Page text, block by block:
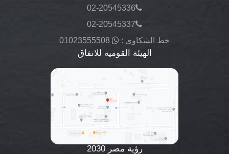
02-20545336
02-20545337
خط الشكاوى :
01023555508
الهيئة القومية للانفاق
رؤية مصر 2030